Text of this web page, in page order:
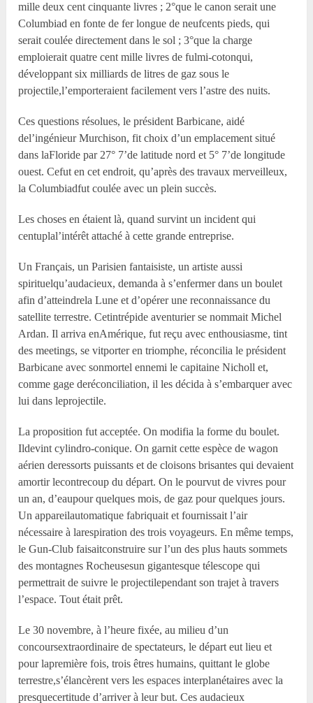
mille deux cent cinquante livres ; 2°que le canon serait une
Columbiad en fonte de fer longue de neufcents pieds, qui
serait coulée directement dans le sol ; 3°que la charge
emploierait quatre cent mille livres de fulmi-cotonqui,
développant six milliards de litres de gaz sous le
projectile,l’emporteraient facilement vers l’astre des nuits.
Ces questions résolues, le président Barbicane, aidé
del’ingénieur Murchison, fit choix d’un emplacement situé
dans laFloride par 27° 7’de latitude nord et 5° 7’de longitude
ouest. Cefut en cet endroit, qu’après des travaux merveilleux,
la Columbiadfut coulée avec un plein succès.
Les choses en étaient là, quand survint un incident qui
centuplal’intérêt attaché à cette grande entreprise.
Un Français, un Parisien fantaisiste, un artiste aussi
spirituelqu’audacieux, demanda à s’enfermer dans un boulet
afin d’atteindrela Lune et d’opérer une reconnaissance du
satellite terrestre. Cetintrépide aventurier se nommait Michel
Ardan. Il arriva enAmérique, fut reçu avec enthousiasme, tint
des meetings, se vitporter en triomphe, réconcilia le président
Barbicane avec sonmortel ennemi le capitaine Nicholl et,
comme gage deréconciliation, il les décida à s’embarquer avec
lui dans leprojectile.
La proposition fut acceptée. On modifia la forme du boulet.
Ildevint cylindro-conique. On garnit cette espèce de wagon
aérien deressorts puissants et de cloisons brisantes qui devaient
amortir lecontrecoup du départ. On le pourvut de vivres pour
un an, d’eaupour quelques mois, de gaz pour quelques jours.
Un appareilautomatique fabriquait et fournissait l’air
nécessaire à larespiration des trois voyageurs. En même temps,
le Gun-Club faisaitconstruire sur l’un des plus hauts sommets
des montagnes Rocheusesun gigantesque télescope qui
permettrait de suivre le projectilependant son trajet à travers
l’espace. Tout était prêt.
Le 30 novembre, à l’heure fixée, au milieu d’un
concoursextraordinaire de spectateurs, le départ eut lieu et
pour lapremière fois, trois êtres humains, quittant le globe
terrestre,s’élancèrent vers les espaces interplanétaires avec la
presquecertitude d’arriver à leur but. Ces audacieux